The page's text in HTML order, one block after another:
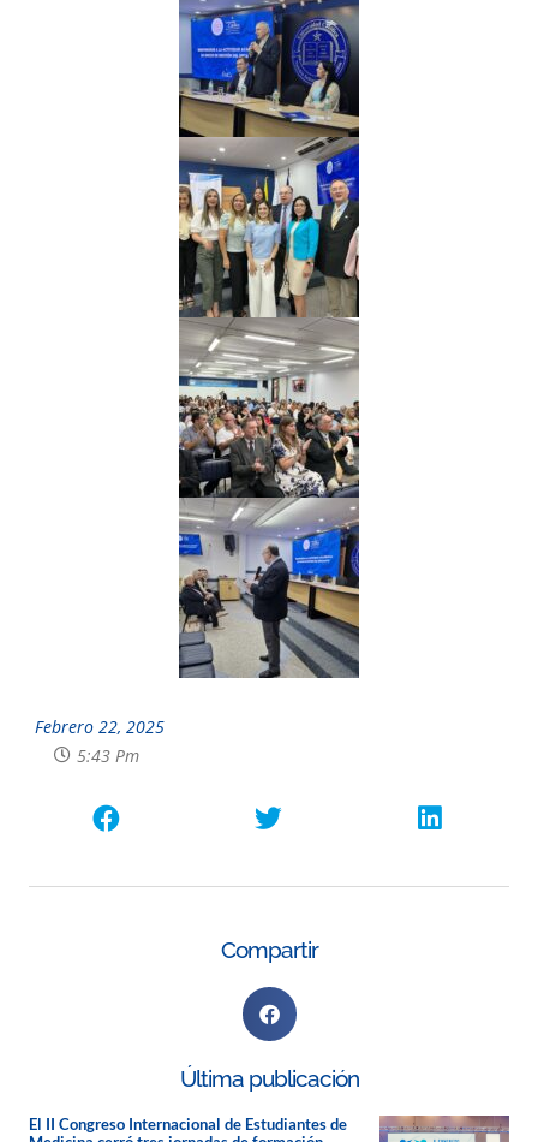
Febrero 22, 2025
5:43 Pm
Compartir
Última publicación
El II Congreso Internacional de Estudiantes de